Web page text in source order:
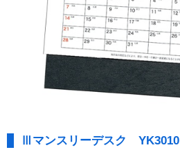
Ⅲマンスリーデスク YK3010